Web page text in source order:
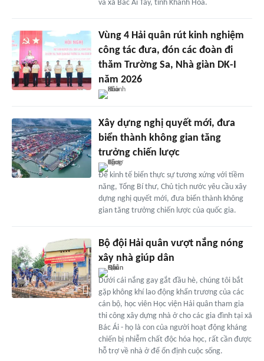
và xã Bác Ái Tây, tỉnh Khánh Hòa.
Vùng 4 Hải quân rút kinh nghiệm
công tác đưa, đón các đoàn đi
thăm Trường Sa, Nhà giàn DK-I
năm 2026
Xây dựng nghị quyết mới, đưa
biển thành không gian tăng
trưởng chiến lược
Để kinh tế biển thực sự tương xứng với tiềm
năng, Tổng Bí thư, Chủ tịch nước yêu cầu xây
dựng nghị quyết mới, đưa biển thành không
gian tăng trưởng chiến lược của quốc gia.
Bộ đội Hải quân vượt nắng nóng
xây nhà giúp dân
Dưới cái nắng gay gắt đầu hè, chúng tôi bắt
gặp không khí lao động khẩn trương của các
cán bộ, học viên Học viện Hải quân tham gia
thi công xây dựng nhà ở cho các gia đình tại xã
Bác Ái - họ là con của người hoạt động kháng
chiến bị nhiễm chất độc hóa học, rất cần được
hỗ trợ về nhà ở để ổn định cuộc sống.